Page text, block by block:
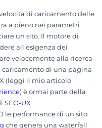
di caricamento delle
a pieno nei parametri
un sito. Il motore di
all’esigenza dei
velocemente alla ricerca
di una pagina
(leggi il mio articolo
) è ormai parte della
SEO-UX
le performance di un sito
che genera una waterfall